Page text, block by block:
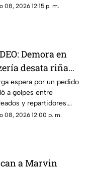
de Morelia,
08, 2026 12:15 p. m.
Demora en
desata riña
y balacera
espera por un pedido
a golpes entre
y repartidores.
disparos de arma de
08, 2026 12:00 p. m.
a Marvin